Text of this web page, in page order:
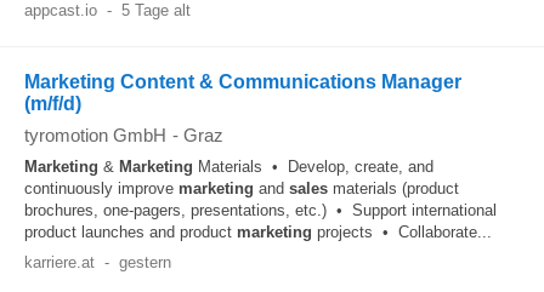
appcast.io - 5 Tage alt
Marketing Content & Communications Manager
(m/f/d)
tyromotion GmbH - Graz
Marketing & Marketing Materials • Develop, create, and
continuously improve marketing and sales materials (product
brochures, one-pagers, presentations, etc.) • Support international
product launches and product marketing projects • Collaborate...
karriere.at - gestern